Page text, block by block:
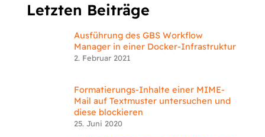
Letzten Beiträge
Ausführung des GBS Workflow
Manager in einer Docker-Infrastruktur
2. Februar 2021
Formatierungs-Inhalte einer MIME-
Mail auf Textmuster untersuchen und
diese blockieren
25. Juni 2020